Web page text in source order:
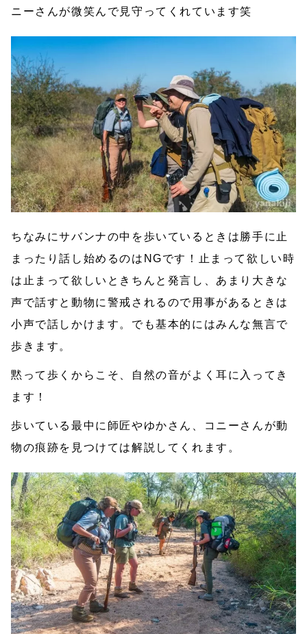
ニーさんが微笑んで見守ってくれています笑
ちなみにサバンナの中を歩いているときは勝手に止
まったり話し始めるのはNGです！止まって欲しい時
は止まって欲しいときちんと発言し、あまり大きな
声で話すと動物に警戒されるので用事があるときは
小声で話しかけます。でも基本的にはみんな無言で
歩きます。
黙って歩くからこそ、自然の音がよく耳に入ってき
ます！
歩いている最中に師匠やゆかさん、コニーさんが動
物の痕跡を見つけては解説してくれます。